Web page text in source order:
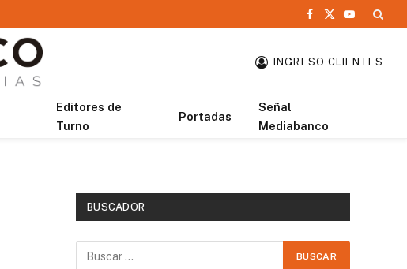
Facebook
X
YouTube
INGRESO CLIENTES
Editores de
Turno
Portadas
Señal
Mediabanco
BUSCADOR